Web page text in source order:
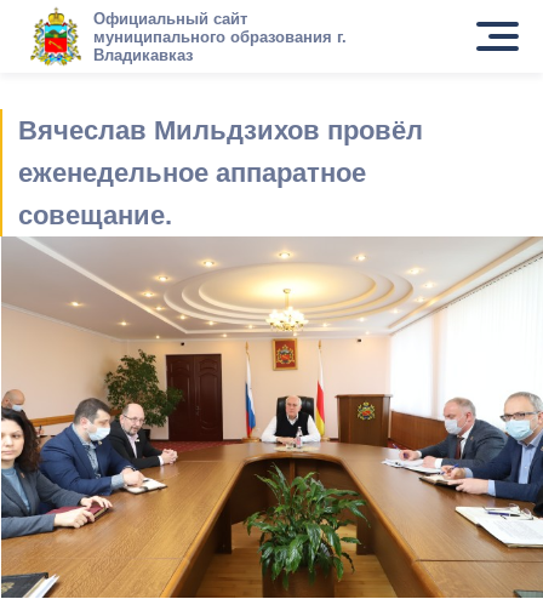
Официальный сайт
муниципального образования г.
Владикавказ
Вячеслав Мильдзихов провёл
еженедельное аппаратное
совещание.